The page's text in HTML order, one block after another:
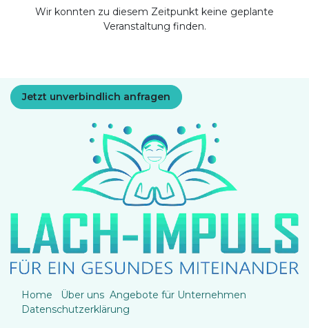
Wir konnten zu diesem Zeitpunkt keine geplante
Veranstaltung finden.
Jetzt unverbindlich anfragen
Home Über uns Angebote für Unternehmen
Datenschutzerklärung